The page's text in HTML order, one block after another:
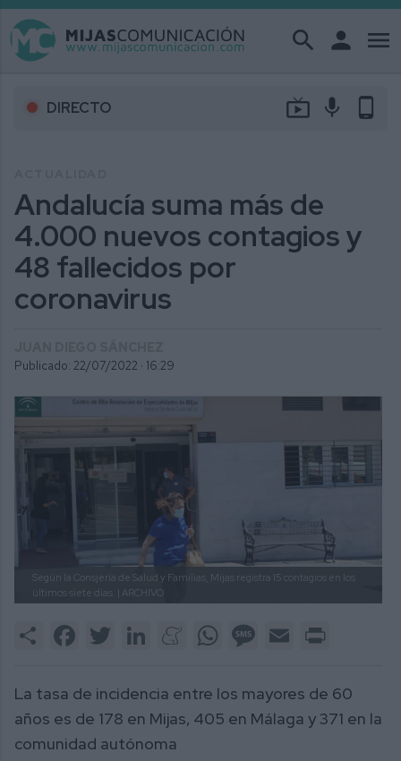
search person menu
DIRECTO live_tv mic phone_android
Andalucía suma más de
4.000 nuevos contagios y
48 fallecidos por
coronavirus
Publicado: 22/07/2022 · 16:29
Según la Consjería de Salud y Familias, Mijas registra 15 contagios en los
últimos siete días. | ARCHIVO
Share FacebookTwitter LinkedInMeneameWhatsAppMessage
Email
La tasa de incidencia entre los mayores de 60
años es de 178 en Mijas, 405 en Málaga y 371 en la
comunidad autónoma